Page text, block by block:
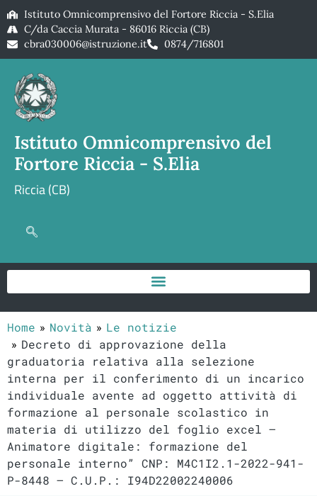
Istituto Omnicomprensivo del Fortore Riccia - S.Elia
C/da Caccia Murata - 86016 Riccia (CB)
cbra030006@istruzione.it
0874/716801
Istituto Omnicomprensivo del
Fortore Riccia - S.Elia
Riccia (CB)
Home Novità
Le notizie
Decreto di approvazione della
graduatoria relativa alla selezione
interna per il conferimento di un incarico
individuale avente ad oggetto attività di
formazione al personale scolastico in
materia di utilizzo del foglio excel –
Animatore digitale: formazione del
personale interno” CNP: M4C1I2.1-2022-941-
P-8448 – C.U.P.: I94D22002240006